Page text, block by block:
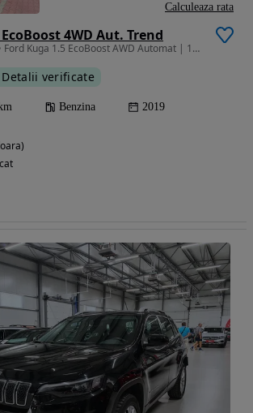
4WD Aut. Trend
1499 cm3 • 150 CP • Ford Kuga 1.5 EcoBoost AWD Automat | 175 CP | 2019 | 100.300 km
Detalii verificate
Benzina 2019
Calculeaza rata